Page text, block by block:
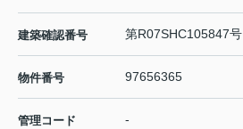
建築確認番号 第R07SHC105847号
物件番号 97656365
管理コード -